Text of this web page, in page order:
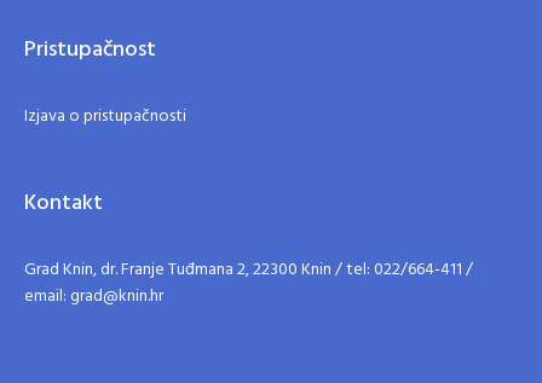
Pristupačnost
Izjava o pristupačnosti
Kontakt
Grad Knin, dr. Franje Tuđmana 2, 22300 Knin / tel: 022/664-411 /
email: grad@knin.hr